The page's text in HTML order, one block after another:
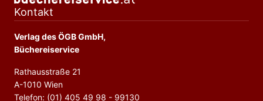
Kontakt
Verlag des ÖGB GmbH,
Büchereiservice
Rathausstraße 21
A-1010 Wien
Telefon: (01) 405 49 98 - 99130